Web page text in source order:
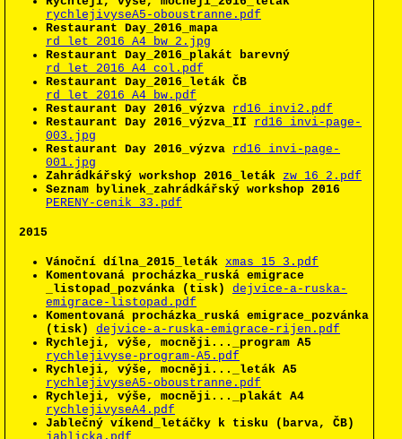
rychlejivyseA5-oboustranne.pdf
Restaurant Day_2016_mapa
rd_let_2016_A4_bw_2.jpg
Restaurant Day_2016_plakát barevný
rd_let_2016_A4_col.pdf
Restaurant Day_2016_leták ČB
rd_let_2016_A4_bw.pdf
Restaurant Day 2016_výzva rd16_invi2.pdf
Restaurant Day 2016_výzva_II
rd16_invi-page-
003.jpg
Restaurant Day 2016_výzva rd16_invi-page-
001.jpg
Zahrádkářský workshop 2016_leták zw_16_2.pdf
Seznam bylinek_zahrádkářský workshop 2016
PERENY-cenik 33.pdf
2015
Vánoční dílna_2015_leták xmas_15_3.pdf
Komentovaná procházka_ruská emigrace
_listopad_pozvánka (tisk)
dejvice-a-ruska-
emigrace-listopad.pdf
Komentovaná procházka_ruská emigrace_pozvánka
(tisk)
dejvice-a-ruska-emigrace-rijen.pdf
Rychleji, výše, mocněji..._program A5
rychlejivyse-program-A5.pdf
Rychleji, výše, mocněji..._leták A5
rychlejivyseA5-oboustranne.pdf
Rychleji, výše, mocněji..._plakát A4
rychlejivyseA4.pdf
Jablečný víkend_letáčky k tisku (barva, ČB)